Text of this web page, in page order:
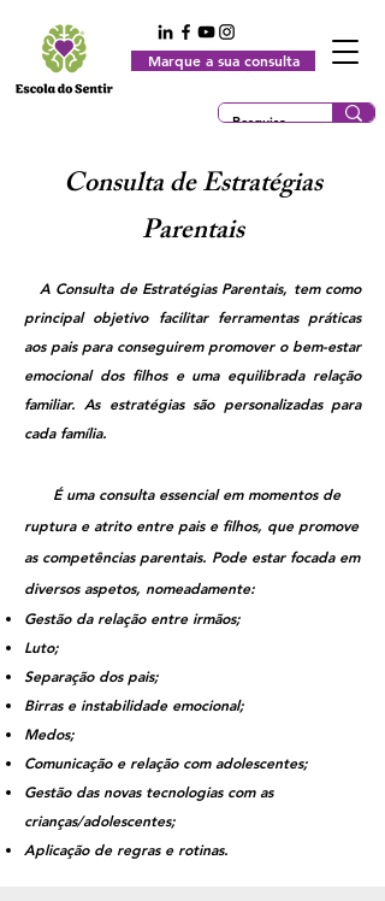
Marque a sua consulta
Consulta de Estratégias
Parentais
A Consulta de Estratégias Parentais, tem como
principal objetivofacilitar ferramentas práticas
aos paispara conseguirem promover o bem-estar
emocional dos filhos e uma equilibrada relação
familiar. As estratégias são personalizadas para
cada família.
É uma consulta essencial em momentos de
ruptura e atrito entre pais e filhos, que promove
as competências parentais. Pode estar focada em
diversos aspetos, nomeadamente:
Gestão da relação entre irmãos;
Luto;
Separação dos pais;
Birras e instabilidade emocional;
Medos;
Comunicação e relação com adolescentes;
Gestão das novas tecnologias com as
crianças/adolescentes;
Aplicação de regras e rotinas.